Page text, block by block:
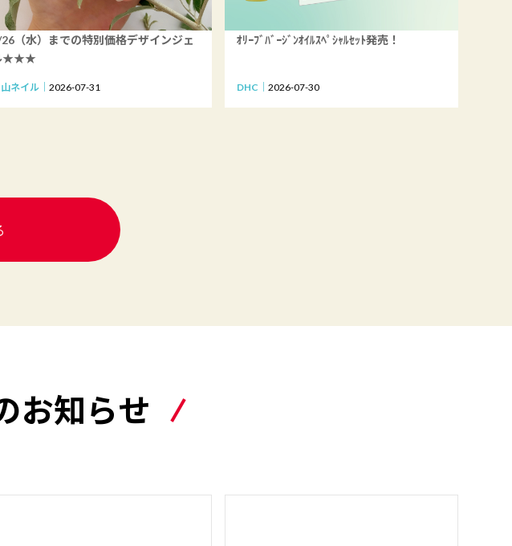
（水）までの特別価格デザインジェ
★★★
ネイル 2026-07-31
ｵﾘｰﾌﾞﾊﾞｰｼﾞﾝｵｲﾙｽﾍﾟｼｬﾙｾｯﾄ発売！
DHC 2026-07-30
お知らせ